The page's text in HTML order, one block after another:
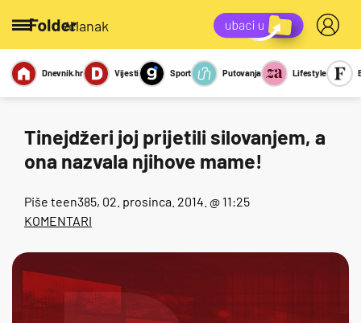
/članak
Miks Kviz
Report
Dnevnik.hr Vijesti Sport Putovanja Lifestyle
Tinejdžeri joj prijetili silovanjem, a
ona nazvala njihove mame!
Piše teen385, 02. prosinca. 2014. @ 11:25
KOMENTARI